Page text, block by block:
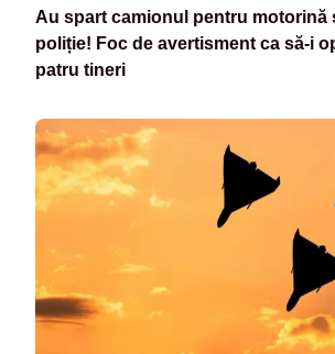
Au spart camionul pentru motorină
poliție! Foc de avertisment ca să-i
patru tineri